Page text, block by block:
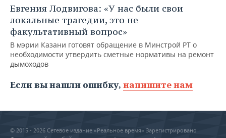
Евгения Лодвигова: «У нас были свои
локальные трагедии, это не
факультативный вопрос»
В мэрии Казани готовят обращение в Минстрой РТ о
необходимости утвердить сметные нормативы на ремонт
дымоходов
Если вы нашли ошибку, напишите нам
© 2015 - 2026 Сетевое издание «Реальное время» Зарегистрировано